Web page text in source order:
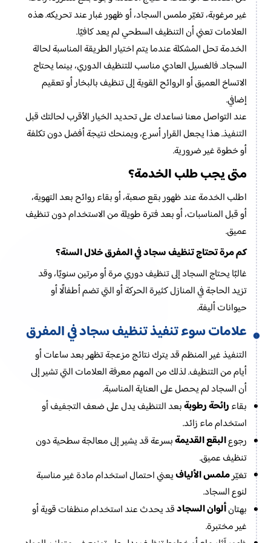
غير مرغوبة، تغيّر ملمس السجاد، أو ظهور غبار عند تحريكه. هذه
العلامات تعني أن التنظيف السطحي لم يعد كافيًا.
الخدمة تحل المشكلة عندما يتم اختيار الطريقة المناسبة لحالة
السجاد. فالغسيل العادي مناسب للتنظيف الدوري، بينما يحتاج
الاتساخ العميق أو الروائح القوية إلى تنظيف بالبخار أو تعقيم
إضافي.
عند التواصل معنا نساعدك على تحديد الخيار الأقرب لحالتك قبل
التنفيذ. هذا يجعل القرار أسرع، ويمنحك نتيجة أفضل دون تكلفة
أو خطوة غير ضرورية.
متى يجب طلب الخدمة؟
اطلب الخدمة عند ظهور بقع صعبة، أو بقاء روائح بعد التهوية،
أو قبل المناسبات، أو بعد فترة طويلة من الاستخدام دون تنظيف
عميق.
كم مرة تحتاج تنظيف سجاد في المفرق خلال السنة؟
غالبًا يحتاج السجاد إلى تنظيف دوري مرة أو مرتين سنويًا، وقد
تزيد الحاجة في المنازل كثيرة الحركة أو التي تضم أطفالًا أو
حيوانات أليفة.
علامات سوء تنفيذ تنظيف سجاد في المفرق
التنفيذ غير المنظم قد يترك نتائج مزعجة تظهر بعد ساعات أو
أيام من التنظيف. لذلك من المهم معرفة العلامات التي تشير إلى
أن السجاد لم يحصل على العناية المناسبة.
بقاءرائحة رطوبةبعد التنظيف يدل على ضعف التجفيف أو
استخدام ماء زائد.
رجوعالبقع القديمةبسرعة قد يشير إلى معالجة سطحية دون
تنظيف عميق.
تغيّرملمس الأليافيعني احتمال استخدام مادة غير مناسبة
لنوع السجاد.
بهتانألوان السجادقد يحدث عند استخدام منظفات قوية أو
غير مختبرة.